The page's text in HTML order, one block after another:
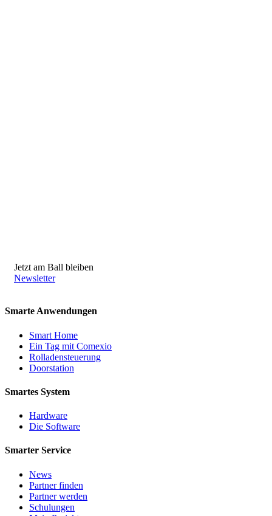
Jetzt am Ball bleiben
Newsletter
Smarte Anwendungen
Smart Home
Ein Tag mit Comexio
Rolladensteuerung
Doorstation
Smartes System
Hardware
Die Software
Smarter Service
News
Partner finden
Partner werden
Schulungen